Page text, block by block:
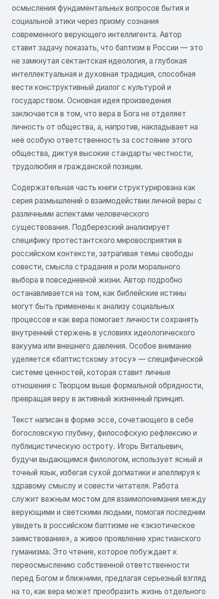
осмысления фундаментальных вопросов бытия и
социальной этики через призму сознания
современного верующего интеллигента. Автор
ставит задачу показать, что баптизм в России — это
не замкнутая сектантская идеология, а глубокая
интеллектуальная и духовная традиция, способная
вести конструктивный диалог с культурой и
государством. Основная идея произведения
заключается в том, что вера в Бога не отделяет
личность от общества, а, напротив, накладывает на
неё особую ответственность за состояние этого
общества, диктуя высокие стандарты честности,
трудолюбия и гражданской позиции.
Содержательная часть книги структурирована как
серия размышлений о взаимодействии личной веры с
различными аспектами человеческого
существования. Подберезский анализирует
специфику протестантского мировосприятия в
российском контексте, затрагивая темы свободы
совести, смысла страдания и роли морального
выбора в повседневной жизни. Автор подробно
останавливается на том, как библейские истины
могут быть применены к анализу социальных
процессов и как вера помогает личности сохранять
внутренний стержень в условиях идеологического
вакуума или внешнего давления. Особое внимание
уделяется «баптистскому этосу» — специфической
системе ценностей, которая ставит личные
отношения с Творцом выше формальной обрядности,
превращая веру в активный жизненный принцип.
Текст написан в форме эссе, сочетающего в себе
богословскую глубину, философскую рефлексию и
публицистическую остроту. Игорь Витальевич,
будучи выдающимся филологом, использует ясный и
точный язык, избегая сухой догматики и апеллируя к
здравому смыслу и совести читателя. Работа
служит важным мостом для взаимопонимания между
верующими и светскими людьми, помогая последним
увидеть в российском баптизме не «экзотическое
заимствование», а живое проявление христианского
гуманизма. Это чтение, которое побуждает к
переосмыслению собственной ответственности
перед Богом и ближними, предлагая серьезный взгляд
на то, как вера может преобразить жизнь отдельного